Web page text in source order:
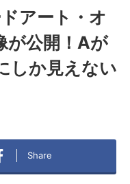
アート・オ
が公開！Aが
しか見えない
Share